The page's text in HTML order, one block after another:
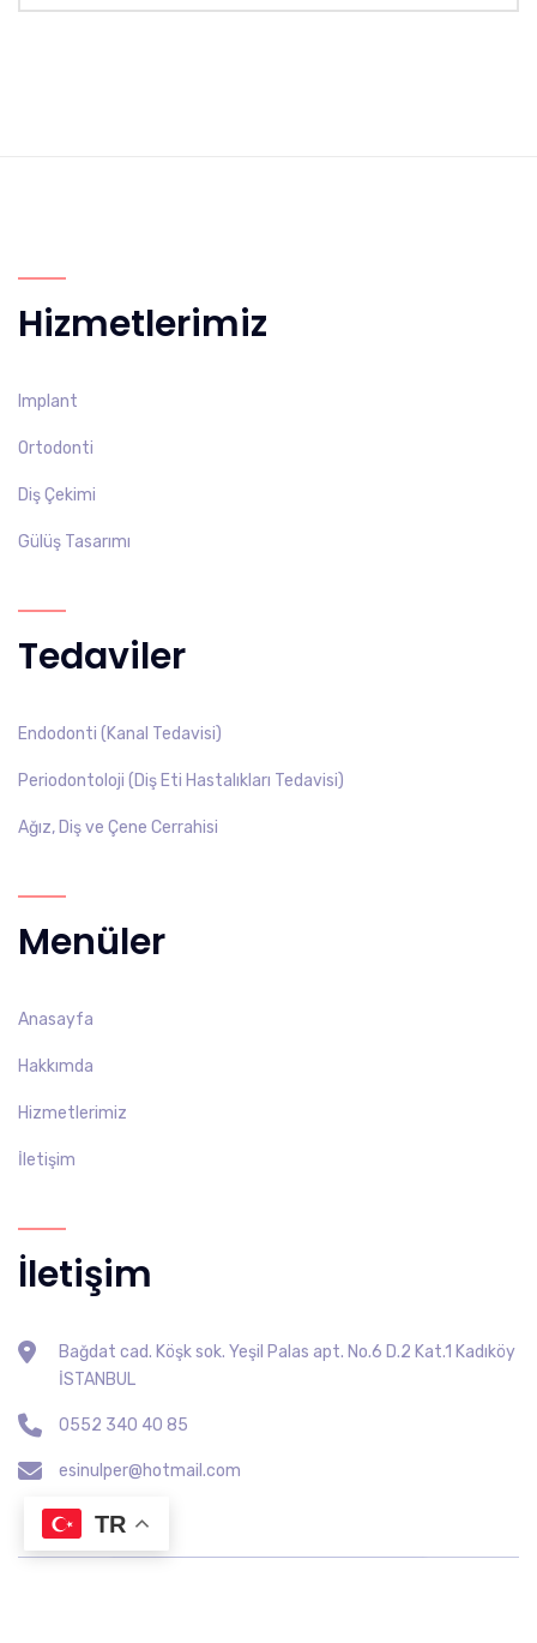
Hizmetlerimiz
Implant
Ortodonti
Diş Çekimi
Gülüş Tasarımı
Tedaviler
Endodonti (Kanal Tedavisi)
Periodontoloji (Diş Eti Hastalıkları Tedavisi)
Ağız, Diş ve Çene Cerrahisi
Menüler
Anasayfa
Hakkımda
Hizmetlerimiz
İletişim
İletişim
Bağdat cad. Köşk sok. Yeşil Palas apt. No.6 D.2 Kat.1 Kadıköy
İSTANBUL
0552 340 40 85
esinulper@hotmail.com
TR